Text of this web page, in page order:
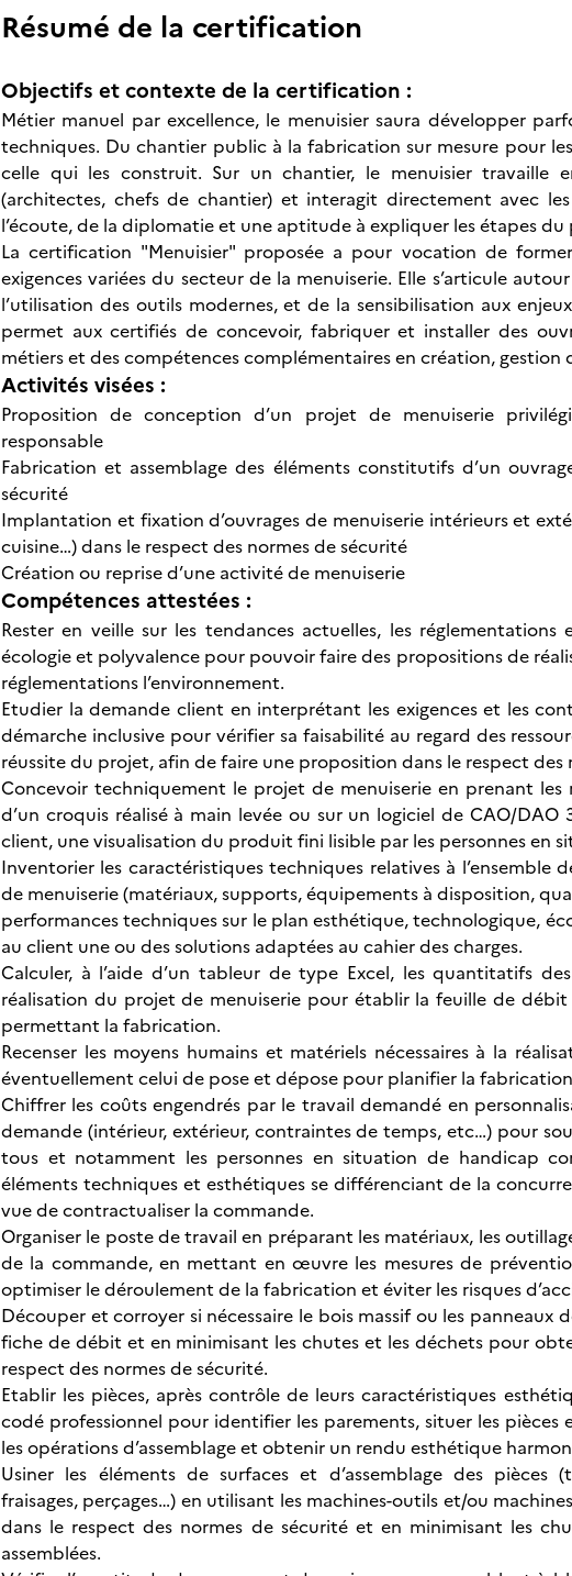
Résumé de la certification
Objectifs et contexte de la certification :
Métier manuel par excellence, le menuisier saura développer
techniques. Du chantier public à la fabrication sur mesure pour
celle qui les construit. Sur un chantier, le menuisier travaille
(architectes, chefs de chantier) et interagit directement avec
l’écoute, de la diplomatie et une aptitude à expliquer les étapes du
La certification "Menuisier" proposée a pour vocation de
exigences variées du secteur de la menuiserie. Elle s’articule
l’utilisation des outils modernes, et de la sensibilisation aux
permet aux certifiés de concevoir, fabriquer et installer des
métiers et des compétences complémentaires en création, gestion
Activités visées :
Proposition de conception d’un projet de menuiserie
responsable
Fabrication et assemblage des éléments constitutifs d’un
sécurité
Implantation et fixation d’ouvrages de menuiserie intérieurs et
cuisine…) dans le respect des normes de sécurité
Création ou reprise d’une activité de menuiserie
Compétences attestées :
Rester en veille sur les tendances actuelles, les
écologie et polyvalence pour pouvoir faire des propositions de
réglementations l’environnement.
Etudier la demande client en interprétant les exigences et les
démarche inclusive pour vérifier sa faisabilité au regard des
réussite du projet, afin de faire une proposition dans le respect des
Concevoir techniquement le projet de menuiserie en prenant
d’un croquis réalisé à main levée ou sur un logiciel de CAO/
client, une visualisation du produit fini lisible par les personnes en
Inventorier les caractéristiques techniques relatives à l’ensemble
de menuiserie (matériaux, supports, équipements à disposition,
performances techniques sur le plan esthétique, technologique,
au client une ou des solutions adaptées au cahier des charges.
Calculer, à l’aide d’un tableur de type Excel, les quantitatifs
réalisation du projet de menuiserie pour établir la feuille de
permettant la fabrication.
Recenser les moyens humains et matériels nécessaires à la
éventuellement celui de pose et dépose pour planifier la
Chiffrer les coûts engendrés par le travail demandé en
demande (intérieur, extérieur, contraintes de temps, etc…) pour
tous et notamment les personnes en situation de handicap
éléments techniques et esthétiques se différenciant de la
vue de contractualiser la commande.
Organiser le poste de travail en préparant les matériaux, les
de la commande, en mettant en œuvre les mesures de
optimiser le déroulement de la fabrication et éviter les risques
Découper et corroyer si nécessaire le bois massif ou les
fiche de débit et en minimisant les chutes et les déchets pour
respect des normes de sécurité.
Etablir les pièces, après contrôle de leurs caractéristiques
codé professionnel pour identifier les parements, situer les
les opérations d’assemblage et obtenir un rendu esthétique
Usiner les éléments de surfaces et d’assemblage des pièces
fraisages, perçages…) en utilisant les machines-outils et/ou
dans le respect des normes de sécurité et en minimisant les
assemblées.